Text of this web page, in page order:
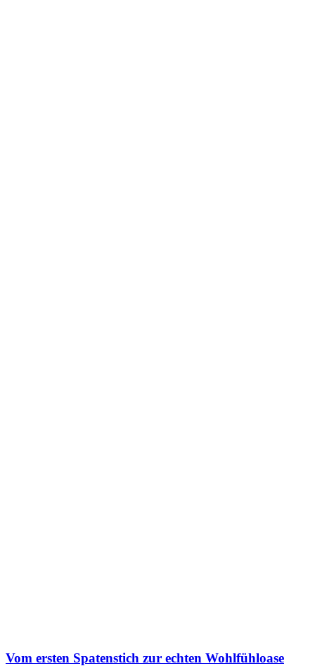
Vom ersten Spatenstich zur echten Wohlfühloase